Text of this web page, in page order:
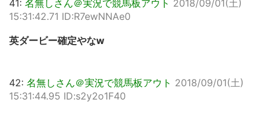
41: 名無しさん＠実況で競馬板アウト 2018/09/01(土)
15:31:42.71 ID:R7ewNNAe0
英ダービー確定やなw
42: 名無しさん＠実況で競馬板アウト 2018/09/01(土)
15:31:44.95 ID:s2y2o1F40